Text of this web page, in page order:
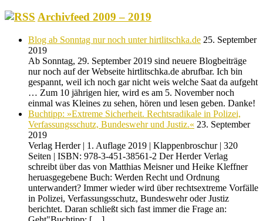
Archivfeed 2009 – 2019
Blog ab Sonntag nur noch unter hirtlitschka.de 25. September
2019
Ab Sonntag, 29. September 2019 sind neuere Blogbeiträge
nur noch auf der Webseite hirtlitschka.de abrufbar. Ich bin
gespannt, weil ich noch gar nicht weis welche Saat da aufgeht
… Zum 10 jährigen hier, wird es am 5. November noch
einmal was Kleines zu sehen, hören und lesen geben. Danke!
Buchtipp: »Extreme Sicherheit. Rechtsradikale in Polizei,
Verfassungsschutz, Bundeswehr und Justiz.« 23. September
2019
Verlag Herder | 1. Auflage 2019 | Klappenbroschur | 320
Seiten | ISBN: 978-3-451-38561-2 Der Herder Verlag
schreibt über das von Matthias Meisner und Heike Kleffner
heruasgegebene Buch: Werden Recht und Ordnung
unterwandert? Immer wieder wird über rechtsextreme Vorfälle
in Polizei, Verfassungsschutz, Bundeswehr oder Justiz
berichtet. Daran schließt sich fast immer die Frage an: